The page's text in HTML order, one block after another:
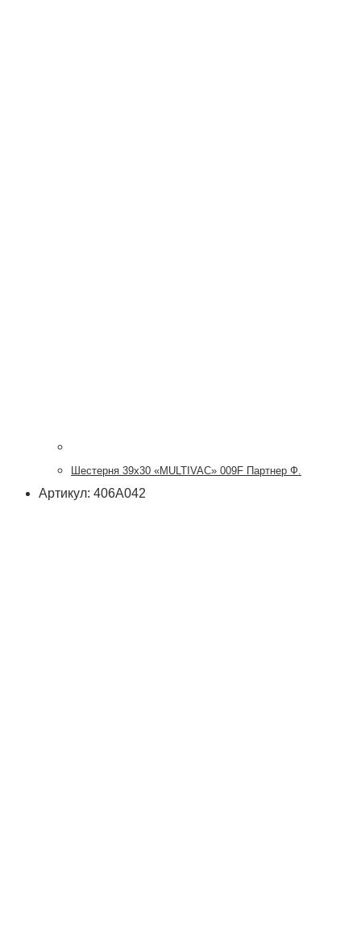
Шестерня 39х30 «MULTIVAC» 009F Партнер Ф.
Артикул: 406А042